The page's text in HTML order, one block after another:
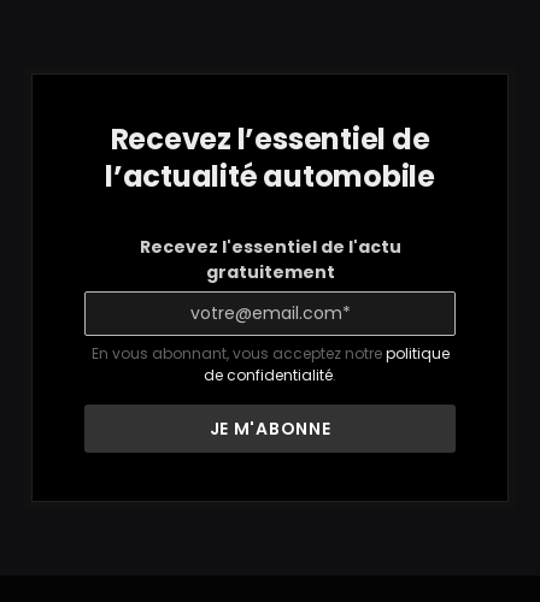
Recevez l’essentiel de
l’actualité automobile
Recevez l'essentiel de l'actu
gratuitement
En vous abonnant, vous acceptez notrepolitique
de confidentialité.